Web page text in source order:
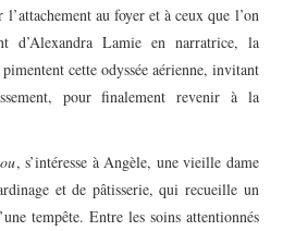
au foyer et à ceux que l’on
d’Alexandra Lamie en narratrice, la
cette odyssée aérienne, invitant
pour finalement revenir à la
, s’intéresse à Angèle, une vieille dame
et de pâtisserie, qui recueille un
tempête. Entre les soins attentionnés